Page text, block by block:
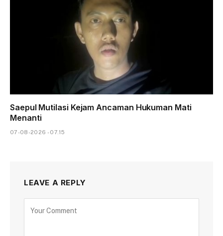
Saepul Mutilasi Kejam Ancaman Hukuman Mati
Menanti
07-08-2026 - 07.15
LEAVE A REPLY